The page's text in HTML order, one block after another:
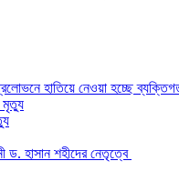
প্রলোভনে হাতিয়ে নেওয়া হচ্ছে
ড. হাসান শহীদের নেতৃত্বে